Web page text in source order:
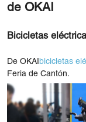
de OKAI
Bicicletas
De OKAI bicicletas
Feria de Cantón.